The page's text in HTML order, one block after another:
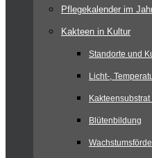
springen
Pflegekalender im
Kakteen in Kultur
Standorte und
Licht-,
Blütenbildung